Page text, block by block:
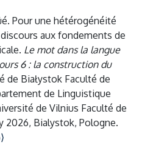
Pour une hétérogénéité
aux fondements de
Le mot dans la langue
6 : la construction du
de Białystok Faculté de
de Linguistique
de Vilnius Faculté de
2026, Bialystok, Pologne.